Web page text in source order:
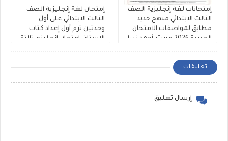
إمتحانات لغة إنجليزية الصف
الثالث الابتدائي منهج جديد
مطابق لمواصفات الامتحان
الجديدة 2026 مستر أحمد نبيل
إمتحان لغة إنجليزية الصف
الثالث الابتدائي على أول
وحدتين ترم أول إعداد كتاب
الاستاذ، إمتحان إنجليزي تالتة
تعليقات
إرسال تعليق